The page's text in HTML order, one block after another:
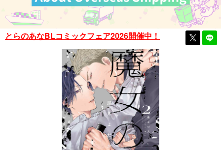
とらのあなBLコミックフェア2026開催中！